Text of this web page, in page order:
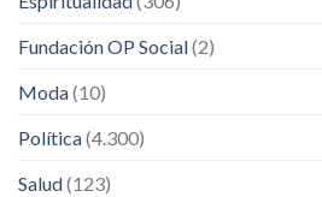
Fundación OP Social(2)
Moda(10)
Política(4.300)
Salud(123)